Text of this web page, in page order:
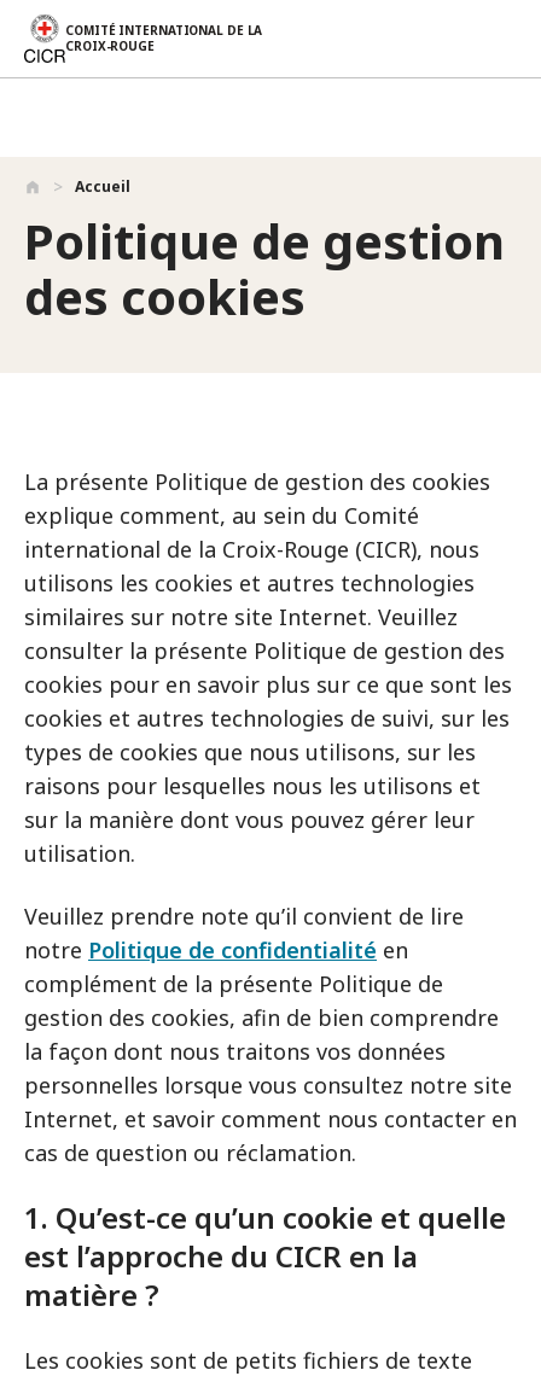
Aller au contenu principal
COMITÉ INTERNATIONAL DE LA
CROIX-ROUGE
Accueil
Politique de gestion
des cookies
La présente Politique de gestion des cookies
explique comment, au sein du Comité
international de la Croix-Rouge (CICR), nous
utilisons les cookies et autres technologies
similaires sur notre site Internet. Veuillez
consulter la présente Politique de gestion des
cookies pour en savoir plus sur ce que sont les
cookies et autres technologies de suivi, sur les
types de cookies que nous utilisons, sur les
raisons pour lesquelles nous les utilisons et
sur la manière dont vous pouvez gérer leur
utilisation.
Veuillez prendre note qu’il convient de lire
notre Politique de confidentialité en
complément de la présente Politique de
gestion des cookies, afin de bien comprendre
la façon dont nous traitons vos données
personnelles lorsque vous consultez notre site
Internet, et savoir comment nous contacter en
cas de question ou réclamation.
1. Qu’est-ce qu’un cookie et quelle
est l’approche du CICR en la
matière ?
Les cookies sont de petits fichiers de texte